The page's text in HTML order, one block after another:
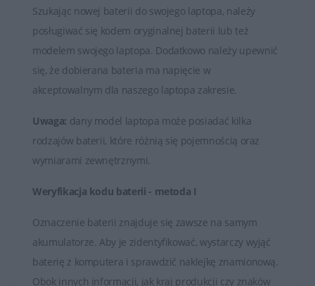
użytkowania. Większość baterii ma określony czas pracy
na baterii podczas korzystania z urządzenia bez
podłączenia do zasilania.
Baterie HP, podobnie jak każda bateria litowo-jonowa,
Po pewnej liczbie cykli użytkowania bateria może
zacząć tracić pojemność, co prowadzi do skrócenia
czasu działania na baterii.
W przypadku zużycia baterii lub utraty jej zdolności do
utrzymania odpowiedniego poziomu naładowania,
można ją wymienić na nową. Producenci oferują
oryginalne baterie, które są kompatybilne z
konkretnymi modelami laptopów HP.
Szukając nowej baterii do swojego laptopa, należy
posługiwać się kodem oryginalnej baterii lub też
modelem swojego laptopa. Dodatkowo należy upewnić
się, że dobierana bateria ma napięcie w
akceptowalnym dla naszego laptopa zakresie.
Uwaga: dany model laptopa może posiadać kilka
rodzajów baterii, które różnią się pojemnością oraz
wymiarami zewnętrznymi.
Weryfikacja kodu baterii - metoda I
Oznaczenie baterii znajduje się zawsze na samym
akumulatorze. Aby je zidentyfikować, wystarczy wyjąć
baterię z komputera i sprawdzić naklejkę znamionową.
Obok innych informacji, jak kraj produkcji czy znaków